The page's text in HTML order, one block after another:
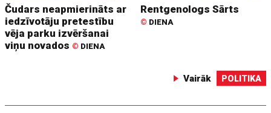
Čudars neapmierināts ar
iedzīvotāju pretestību
vēja parku izvēršanai
viņu novados © DIENA
Rentgenologs Sārts
© DIENA
Vairāk POLITIKA